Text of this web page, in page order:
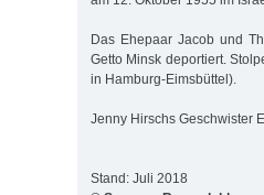
Das Ehepaar Jacob und
Getto Minsk deportiert.
in Hamburg-Eimsbüttel).
Jenny Hirschs Geschwister
Stand: Juli 2018